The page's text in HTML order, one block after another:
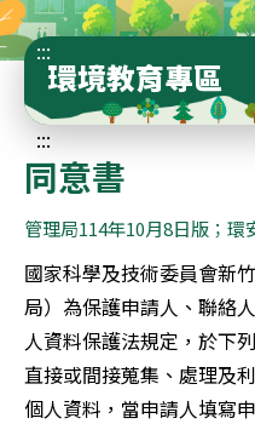
:::
環境教育專區
:::
同意書
管理局114年10月8日版；環
國家科學及技術委員會新
局）為保護申請人、聯絡
人資料保護法規定，於下
直接或間接蒐集、處理及
個人資料，當申請人填寫